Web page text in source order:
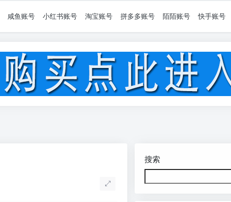
咸鱼账号 小红书账号 淘宝账号 拼多多账号 陌陌账号 快手账号
搜索